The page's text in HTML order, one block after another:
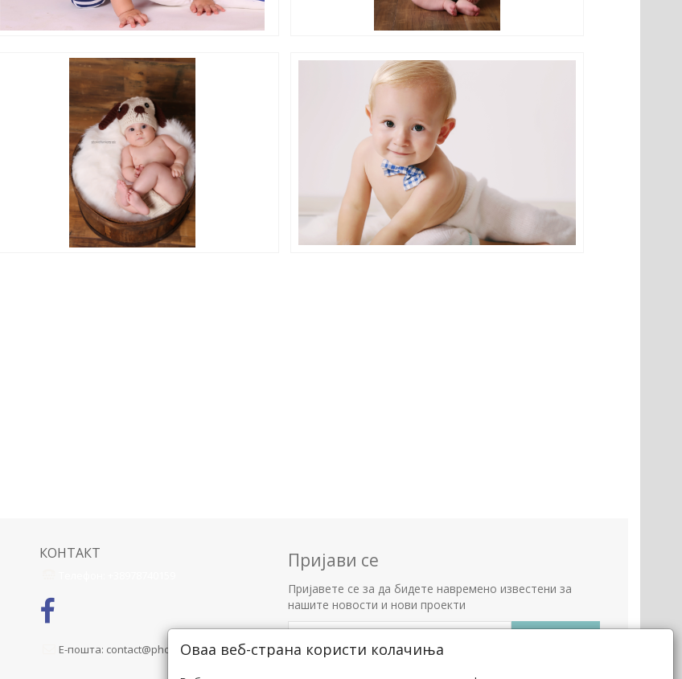
КОНТАКТ
Е-пошта: contact@photofactory.mk
Пријави се
Пријавете се за да бидете навремено известени за
нашите новости и нови проекти
Ние ја почитуваме вашата приватност
Оваа веб-страна користи колачиња